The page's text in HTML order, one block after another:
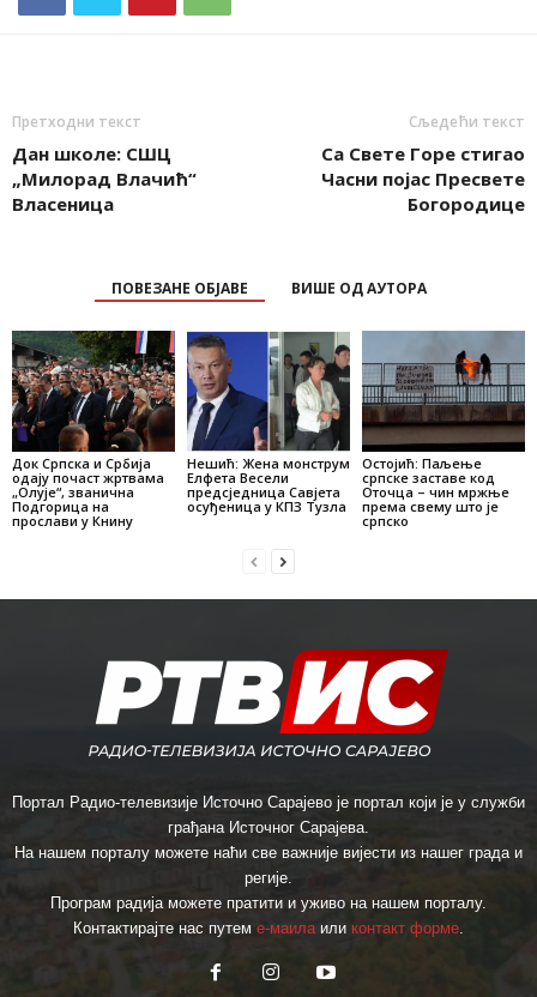
Претходни текст
Дан школе: СШЦ
„Милорад Влачић“
Власеница
Сљедећи текст
Са Свете Горе стигао
Часни појас Пресвете
Богородице
ПОВЕЗАНЕ ОБЈАВЕ ВИШЕ ОД АУТОРА
Док Српска и Србија
одају почаст жртвама
„Олује“, званична
Подгорица на
прослави у Книну
Нешић: Жена монструм
Елфета Весели
предсједница Савјета
осуђеница у КПЗ Тузла
Остојић: Паљење
српске заставе код
Оточца – чин мржње
према свему што је
српско
Портал Радио-телевизије Источно Сарајево је портал који је у служби
грађана Источног Сарајева.
На нашем порталу можете наћи све важније вијести из нашег града и
регије.
Програм радија можете пратити и уживо на нашем порталу.
Контактирајте нас путем е-маилаили контакт форме.